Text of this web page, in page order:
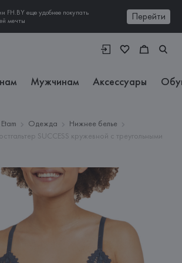
FH.BY еще удобнее покупать
мечты
Перейти
Мужчинам Аксессуары
Etam Одежда
Нижнее белье
SUCCESS кружевной с треугольными